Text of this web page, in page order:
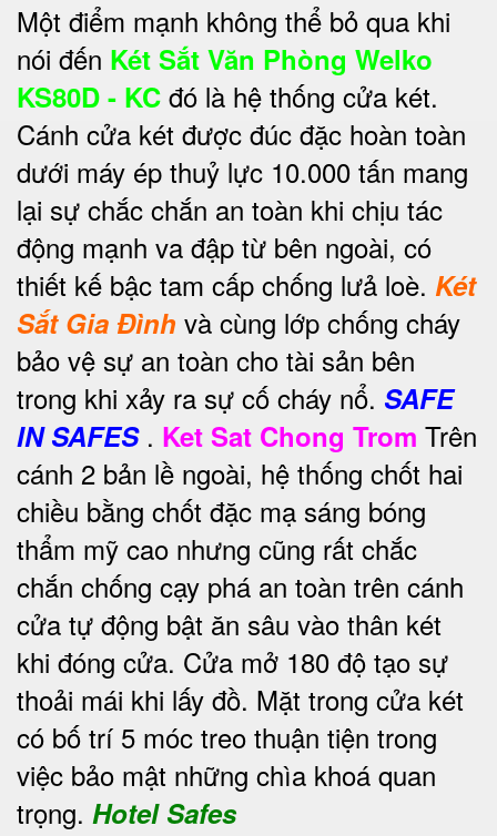
Một điểm mạnh không thể bỏ qua khi
nói đến Két Sắt Văn Phòng Welko
KS80D - KC đó là hệ thống cửa két.
Cánh cửa két được đúc đặc hoàn toàn
dưới máy ép thuỷ lực 10.000 tấn mang
lại sự chắc chắn an toàn khi chịu tác
động mạnh va đập từ bên ngoài, có
thiết kế bậc tam cấp chống lưả loè. Két
Sắt Gia Đình và cùng lớp chống cháy
bảo vệ sự an toàn cho tài sản bên
trong khi xảy ra sự cố cháy nổ. SAFE
IN SAFES. Ket Sat Chong Trom Trên
cánh 2 bản lề ngoài, hệ thống chốt hai
chiều bằng chốt đặc mạ sáng bóng
thẩm mỹ cao nhưng cũng rất chắc
chắn chống cạy phá an toàn trên cánh
cửa tự động bật ăn sâu vào thân két
khi đóng cửa. Cửa mở 180 độ tạo sự
thoải mái khi lấy đồ. Mặt trong cửa két
có bố trí 5 móc treo thuận tiện trong
việc bảo mật những chìa khoá quan
trọng. Hotel Safes